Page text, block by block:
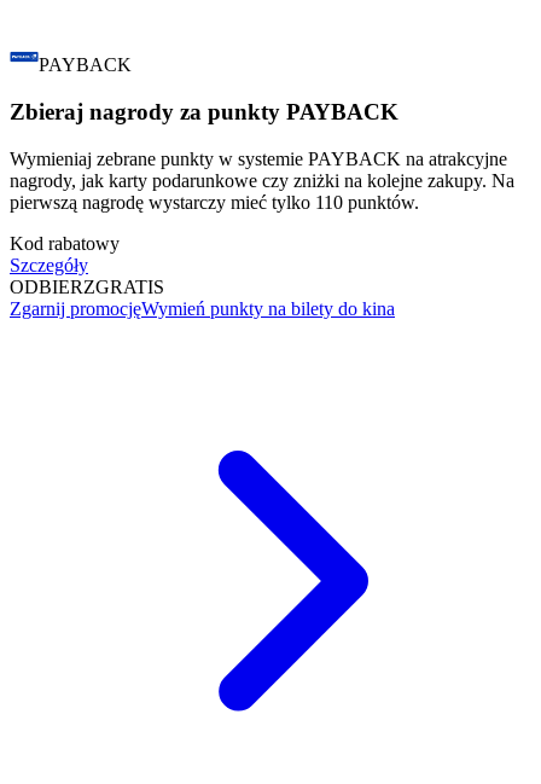
PAYBACK
Zbieraj nagrody za punkty PAYBACK
Wymieniaj zebrane punkty w systemie PAYBACK na atrakcyjne
nagrody, jak karty podarunkowe czy zniżki na kolejne zakupy. Na
pierwszą nagrodę wystarczy mieć tylko 110 punktów.
Kod rabatowy
Szczegóły
ODBIERZGRATIS
Zgarnij promocjęWymień punkty na bilety do kina